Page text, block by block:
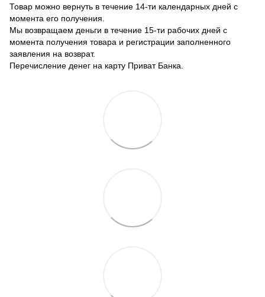
Товар можно вернуть в течение 14-ти календарных дней с
момента его получения.
Мы возвращаем деньги в течение 15-ти рабочих дней с
момента получения товара и регистрации заполненного
заявления на возврат.
Перечисление денег на карту Приват Банка.